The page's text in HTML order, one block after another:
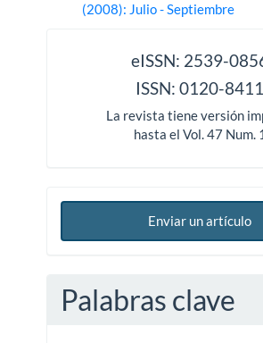
(2008): Julio - Septiembre
eISSN: 2539-
ISSN: 0120-8411
La revista tiene versión
hasta el Vol. 47 Num. 1
Enviar un artículo
Palabras clave